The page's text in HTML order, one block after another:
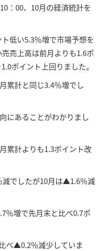
：00、10月の経済統計を
低い5.3％増で市場予想を
売上高は前月よりも1.6ポ
ポイント上回りました。
累計と同じ3.4％増でし
にあることがわかりまし
累計よりも1.3ポイント改
でしたが10月は▲1.6％減
％増で先月末と比べ0.7ポ
べ▲0.2％減少していま